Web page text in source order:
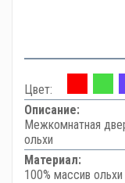
Цвет:
Описание:
Межкомнатная
ольхи
Материал:
100% массив ольхи